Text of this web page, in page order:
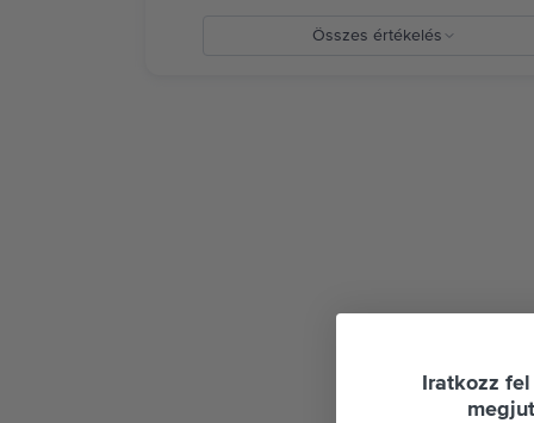
Összes értékelés
Iratkozz